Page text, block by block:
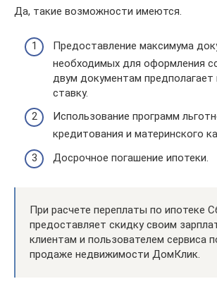
Да, такие возможности имеются.
Предоставление максимума
необходимых для оформления
двум документам
ставку.
Использование программ
кредитования и материнского
Досрочное погашение ипотеки.
При расчете переплаты по ипотеке
предоставляет скидку своим
клиентам и пользователем сервиса
продаже недвижимости ДомКлик.